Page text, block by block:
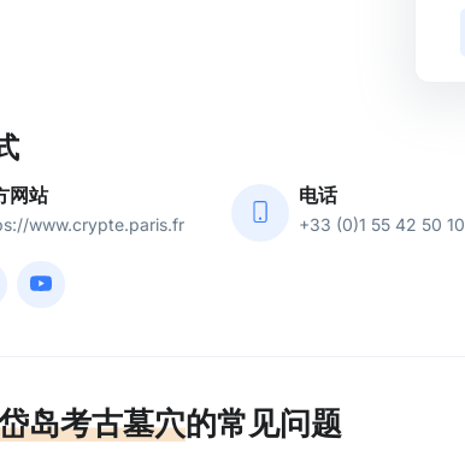
网站
www.crypte.paris.fr
电话
+33 (0)1 55 42 50 10
岛考古墓穴的常见问题